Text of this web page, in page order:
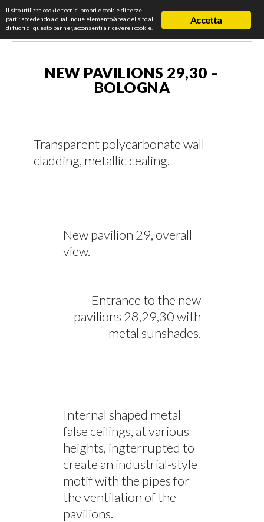
NEW PAVILIONS 29,30 –
BOLOGNA
Transparent polycarbonate wall
cladding, metallic cealing.
New pavilion 29, overall
view.
Entrance to the new
pavilions 28,29,30 with
metal sunshades.
Internal shaped metal
false ceilings, at various
heights, ingterrupted to
create an industrial-style
motif with the pipes for
the ventilation of the
pavilions.
Accetta
Il sito utilizza cookie tecnici propri e cookie di terze
parti: accedendo a qualunque elemento/area del sito al
di fuori di questo banner, acconsenti a ricevere i cookie.